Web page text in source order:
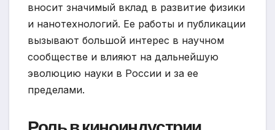
вносит значимый вклад в развитие физики
и нанотехнологий. Ее работы и публикации
вызывают большой интерес в научном
сообществе и влияют на дальнейшую
эволюцию науки в России и за ее
пределами.